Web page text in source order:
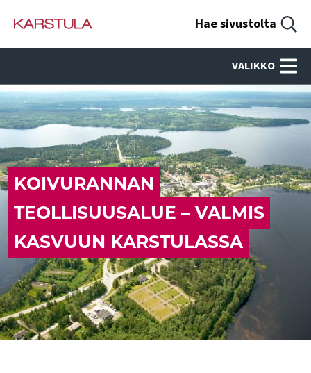
Hae sivustolta
VALIKKO
KOIVURANNAN
TEOLLISUUSALUE – VALMIS
KASVUUN KARSTULASSA